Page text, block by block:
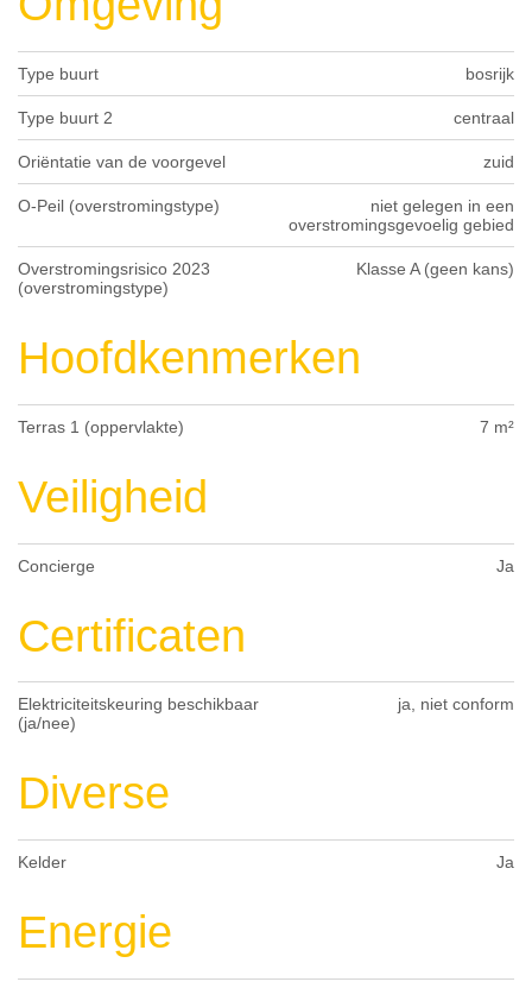
Type buurt bosrijk
Type buurt 2 centraal
Oriëntatie van de voorgevel zuid
O-Peil (overstromingstype)
niet gelegen in een
overstromingsgevoelig gebied
Overstromingsrisico 2023
(overstromingstype)
Klasse A (geen kans)
Hoofdkenmerken
Terras 1 (oppervlakte) 7 m²
Veiligheid
Concierge Ja
Certificaten
Elektriciteitskeuring beschikbaar
(ja/nee)
ja, niet conform
Diverse
Kelder Ja
Energie